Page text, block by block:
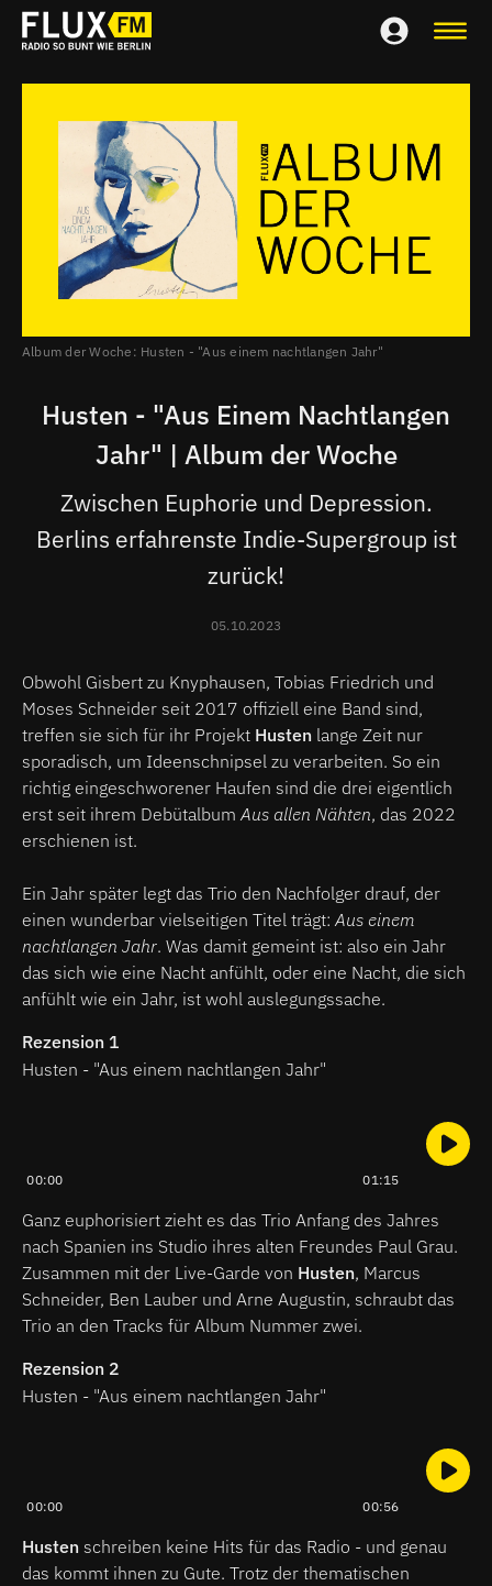
Album der Woche: Husten - "Aus einem nachtlangen Jahr"
Husten - "Aus Einem Nachtlangen
Jahr" | Album der Woche
Zwischen Euphorie und Depression.
Berlins erfahrenste Indie-Supergroup ist
zurück!
05.10.2023
Obwohl Gisbert zu Knyphausen, Tobias Friedrich und
Moses Schneider seit 2017 offiziell eine Band sind,
treffen sie sich für ihr Projekt Husten lange Zeit nur
sporadisch, um Ideenschnipsel zu verarbeiten. So ein
richtig eingeschworener Haufen sind die drei eigentlich
erst seit ihrem Debütalbum Aus allen Nähten, das 2022
erschienen ist.
Ein Jahr später legt das Trio den Nachfolger drauf, der
einen wunderbar vielseitigen Titel trägt: Aus einem
nachtlangen Jahr. Was damit gemeint ist: also ein Jahr
das sich wie eine Nacht anfühlt, oder eine Nacht, die sich
anfühlt wie ein Jahr, ist wohl auslegungssache.
Rezension 1
Husten - "Aus einem nachtlangen Jahr"
00:00 01:15
Ganz euphorisiert zieht es das Trio Anfang des Jahres
nach Spanien ins Studio ihres alten Freundes Paul Grau.
Zusammen mit der Live-Garde von Husten, Marcus
Schneider, Ben Lauber und Arne Augustin, schraubt das
Trio an den Tracks für Album Nummer zwei.
Rezension 2
Husten - "Aus einem nachtlangen Jahr"
00:00 00:56
Husten schreiben keine Hits für das Radio - und genau
das kommt ihnen zu Gute. Trotz der thematischen